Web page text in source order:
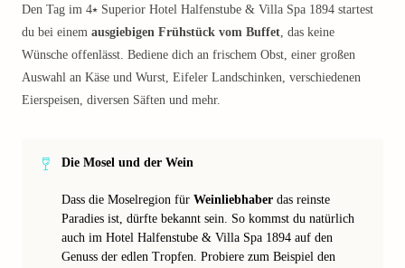
Den Tag im 4⭑ Superior Hotel Halfenstube & Villa Spa 1894 startest
du bei einem ausgiebigen Frühstück vom Buffet, das keine
Wünsche offenlässt. Bediene dich an frischem Obst, einer großen
Auswahl an Käse und Wurst, Eifeler Landschinken, verschiedenen
Eierspeisen, diversen Säften und mehr.
Die Mosel und der Wein
Dass die Moselregion für Weinliebhaber das reinste
Paradies ist, dürfte bekannt sein. So kommst du natürlich
auch im Hotel Halfenstube & Villa Spa 1894 auf den
Genuss der edlen Tropfen. Probiere zum Beispiel den